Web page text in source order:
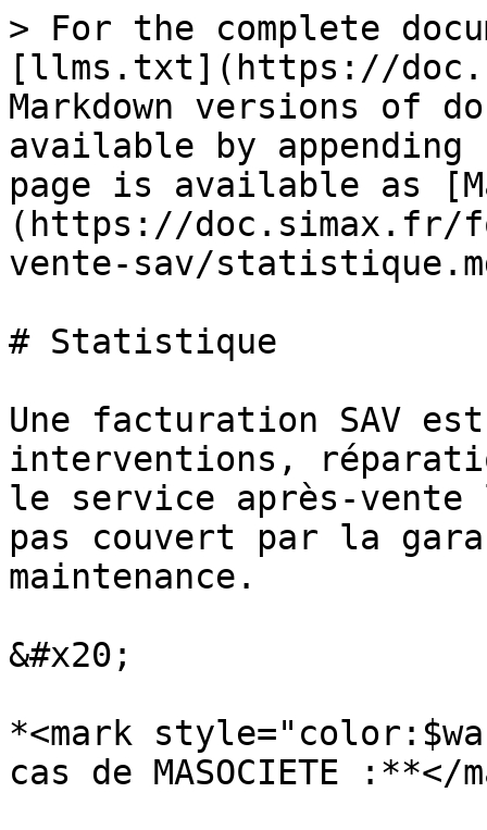
> For the complete
[llms.txt](https://
Markdown versions of
available by
page is available as
(https://doc.simax.fr/
vente-sav/
# Statistique
Une facturation SAV
interventions,
le service après-vente
pas couvert par la
maintenance.
&#x20;
*<mark
cas de MASOCIETE :**</